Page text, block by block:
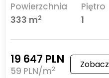
Powierzchnia
333 m2
Piętro
1
19 647 PLN
59 PLN/m2 Zobacz